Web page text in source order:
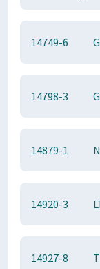
14749-6
14798-3
14879-1
14920-3
14927-8